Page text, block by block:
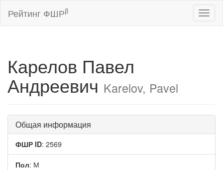
Рейтинг ФШРβ
Карелов Павел
Андреевич Karelov, Pavel
Общая информация
ФШР ID: 2569
Пол: М